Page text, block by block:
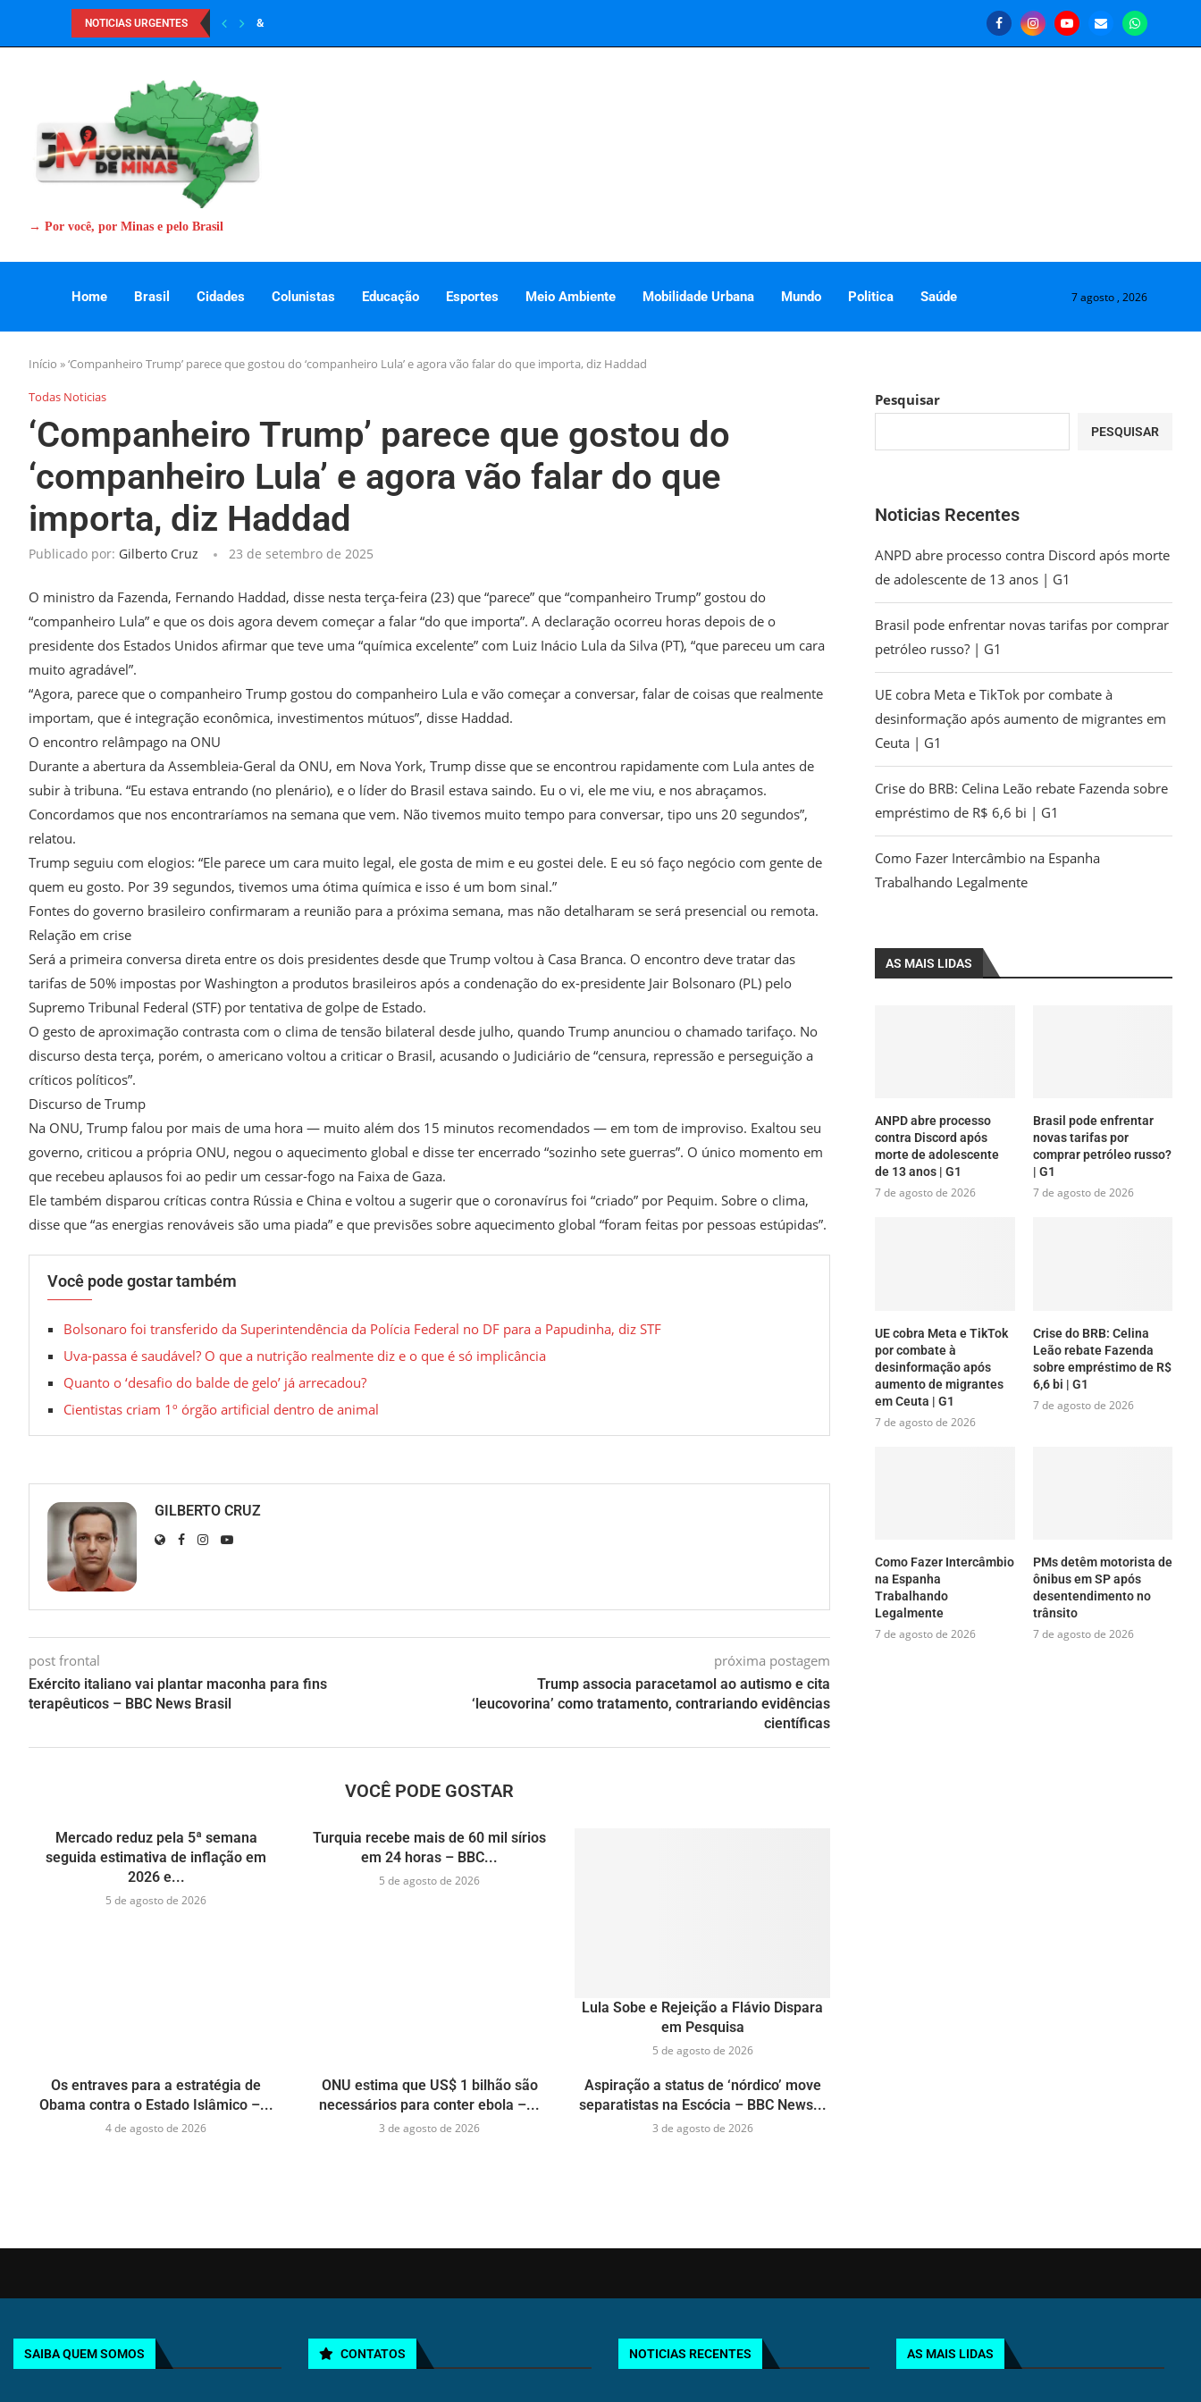
NOTICIAS URGENTES &
→ Por você, por Minas e pelo Brasil
Home Brasil Cidades Colunistas Educação Esportes Meio Ambiente Mobilidade Urbana Mundo Politica Saúde 7 agosto , 2026
Início »‘Companheiro Trump’ parece que gostou do ‘companheiro Lula’ e agora vão falar do que importa, diz Haddad
Todas Noticias
‘Companheiro Trump’ parece que gostou do
‘companheiro Lula’ e agora vão falar do que
importa, diz Haddad
Publicado por: Gilberto Cruz 23 de setembro de 2025
O ministro da Fazenda, Fernando Haddad, disse nesta terça-feira (23) que “parece” que “companheiro Trump” gostou do
“companheiro Lula” e que os dois agora devem começar a falar “do que importa”. A declaração ocorreu horas depois de o
presidente dos Estados Unidos afirmar que teve uma “química excelente” com Luiz Inácio Lula da Silva (PT), “que pareceu um cara
muito agradável”.
“Agora, parece que o companheiro Trump gostou do companheiro Lula e vão começar a conversar, falar de coisas que realmente
importam, que é integração econômica, investimentos mútuos”, disse Haddad.
O encontro relâmpago na ONU
Durante a abertura da Assembleia-Geral da ONU, em Nova York, Trump disse que se encontrou rapidamente com Lula antes de
subir à tribuna. “Eu estava entrando (no plenário), e o líder do Brasil estava saindo. Eu o vi, ele me viu, e nos abraçamos.
Concordamos que nos encontraríamos na semana que vem. Não tivemos muito tempo para conversar, tipo uns 20 segundos”,
relatou.
Trump seguiu com elogios: “Ele parece um cara muito legal, ele gosta de mim e eu gostei dele. E eu só faço negócio com gente de
quem eu gosto. Por 39 segundos, tivemos uma ótima química e isso é um bom sinal.”
Fontes do governo brasileiro confirmaram a reunião para a próxima semana, mas não detalharam se será presencial ou remota.
Relação em crise
Será a primeira conversa direta entre os dois presidentes desde que Trump voltou à Casa Branca. O encontro deve tratar das
tarifas de 50% impostas por Washington a produtos brasileiros após a condenação do ex-presidente Jair Bolsonaro (PL) pelo
Supremo Tribunal Federal (STF) por tentativa de golpe de Estado.
O gesto de aproximação contrasta com o clima de tensão bilateral desde julho, quando Trump anunciou o chamado tarifaço. No
discurso desta terça, porém, o americano voltou a criticar o Brasil, acusando o Judiciário de “censura, repressão e perseguição a
críticos políticos”.
Discurso de Trump
Na ONU, Trump falou por mais de uma hora — muito além dos 15 minutos recomendados — em tom de improviso. Exaltou seu
governo, criticou a própria ONU, negou o aquecimento global e disse ter encerrado “sozinho sete guerras”. O único momento em
que recebeu aplausos foi ao pedir um cessar-fogo na Faixa de Gaza.
Ele também disparou críticas contra Rússia e China e voltou a sugerir que o coronavírus foi “criado” por Pequim. Sobre o clima,
disse que “as energias renováveis são uma piada” e que previsões sobre aquecimento global “foram feitas por pessoas estúpidas”.
Você pode gostar também
Bolsonaro foi transferido da Superintendência da Polícia Federal no DF para a Papudinha, diz STF
Uva-passa é saudável? O que a nutrição realmente diz e o que é só implicância
Quanto o ‘desafio do balde de gelo’ já arrecadou?
Cientistas criam 1º órgão artificial dentro de animal
GILBERTO CRUZ
post frontal
Exército italiano vai plantar maconha para fins
terapêuticos – BBC News Brasil
próxima postagem
Trump associa paracetamol ao autismo e cita
‘leucovorina’ como tratamento, contrariando evidências
científicas
VOCÊ PODE GOSTAR
Mercado reduz pela 5ª semana
seguida estimativa de inflação em
2026 e...
5 de agosto de 2026
Turquia recebe mais de 60 mil sírios
em 24 horas – BBC...
5 de agosto de 2026
Lula Sobe e Rejeição a Flávio Dispara
em Pesquisa
5 de agosto de 2026
Os entraves para a estratégia de
Obama contra o Estado Islâmico –...
4 de agosto de 2026
ONU estima que US$ 1 bilhão são
necessários para conter ebola –...
3 de agosto de 2026
Aspiração a status de ‘nórdico’ move
separatistas na Escócia – BBC News...
3 de agosto de 2026
Pesquisar
PESQUISAR
Noticias Recentes
ANPD abre processo contra Discord após morte
de adolescente de 13 anos | G1
Brasil pode enfrentar novas tarifas por comprar
petróleo russo? | G1
UE cobra Meta e TikTok por combate à
desinformação após aumento de migrantes em
Ceuta | G1
Crise do BRB: Celina Leão rebate Fazenda sobre
empréstimo de R$ 6,6 bi | G1
Como Fazer Intercâmbio na Espanha
Trabalhando Legalmente
AS MAIS LIDAS
ANPD abre processo
contra Discord após
morte de adolescente
de 13 anos | G1
7 de agosto de 2026
Brasil pode enfrentar
novas tarifas por
comprar petróleo russo?
| G1
7 de agosto de 2026
UE cobra Meta e TikTok
por combate à
desinformação após
aumento de migrantes
em Ceuta | G1
7 de agosto de 2026
Crise do BRB: Celina
Leão rebate Fazenda
sobre empréstimo de R$
6,6 bi | G1
7 de agosto de 2026
Como Fazer Intercâmbio
na Espanha
Trabalhando
Legalmente
7 de agosto de 2026
PMs detêm motorista de
ônibus em SP após
desentendimento no
trânsito
7 de agosto de 2026
SAIBA QUEM SOMOS CONTATOS NOTICIAS RECENTES AS MAIS LIDAS